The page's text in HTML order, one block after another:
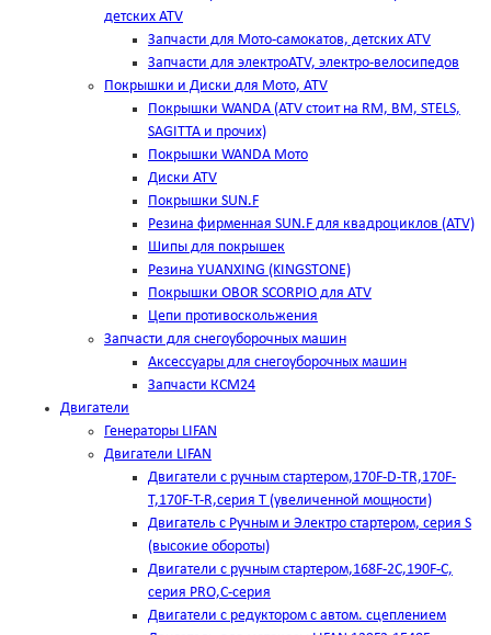
детских ATV
Запчасти для Мото-самокатов, детских ATV
Запчасти для электроATV, электро-велосипедов
Покрышки и Диски для Мото, ATV
Покрышки WANDA (АТV стоит на RM, BM, STELS,
SAGITTA и прочих)
Покрышки WANDA Мото
Диски ATV
Покрышки SUN.F
Резина фирменная SUN.F для квадроциклов (АТV)
Шипы для покрышек
Резина YUANXING (KINGSTONE)
Покрышки OBOR SCORPIO для ATV
Цепи противоскольжения
Запчасти для снегоуборочных машин
Аксессуары для снегоуборочных машин
Запчасти КСМ24
Двигатели
Генераторы LIFAN
Двигатели LIFAN
Двигатели с ручным стартером,170F-D-TR,170F-
T,170F-T-R,серия Т (увеличенной мощности)
Двигатель с Ручным и Электро стартером, серия S
(высокие обороты)
Двигатели с ручным стартером,168F-2C,190F-C,
серия PRO,C-серия
Двигатели с редуктором с автом. сцеплением